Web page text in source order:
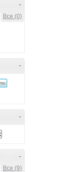
-
Все (0)
-
-
-
Все (9)